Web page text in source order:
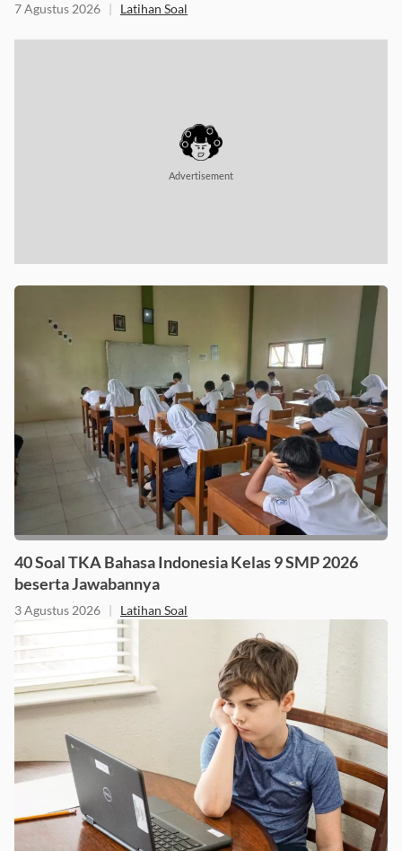
7 Agustus 2026 | Latihan Soal
Advertisement
40 Soal TKA Bahasa Indonesia Kelas 9 SMP 2026
beserta Jawabannya
3 Agustus 2026 | Latihan Soal